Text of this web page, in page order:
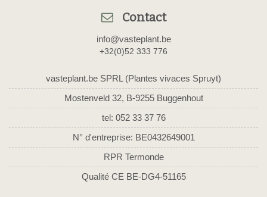
Contact
info@vasteplant.be
+32(0)52 333 776
vasteplant.be SPRL (Plantes vivaces Spruyt)
Mostenveld 32, B-9255 Buggenhout
tel: 052 33 37 76
N° d'entreprise: BE0432649001
RPR Termonde
Qualité CE BE-DG4-51165